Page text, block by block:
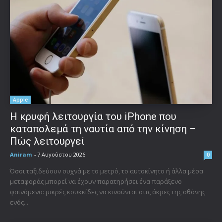
Apple
Η κρυφή λειτουργία του iPhone που
καταπολεμά τη ναυτία από την κίνηση –
Πώς λειτουργεί
Aniram - 7 Αυγούστου 2026 0
Όσοι ταξιδεύουν συχνά με το μετρό, το αυτοκίνητο ή άλλα μέσα
μεταφοράς μπορεί να έχουν παρατηρήσει ένα παράξενο
φαινόμενο: μικρές κουκκίδες να κινούνται στις άκρες της οθόνης
ενός...